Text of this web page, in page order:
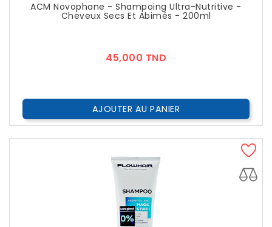
ACM Novophane - Shampoing Ultra-Nutritive -
Cheveux Secs Et Abimés - 200ml
45,000 TND
AJOUTER AU PANIER